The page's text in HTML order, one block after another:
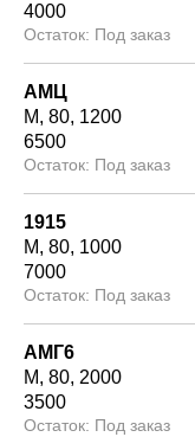
4000
Под заказ
АМЦ
М 80 1200
6500
Под заказ
1915
М 80 1000
7000
Под заказ
АМГ6
М 80 2000
3500
Под заказ